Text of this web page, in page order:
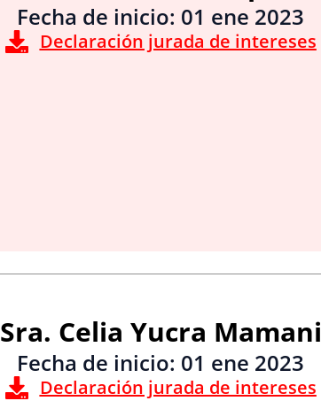
Fecha de inicio: 01 ene 2023
Declaración jurada de intereses
Sra. Celia Yucra Mamani
Fecha de inicio: 01 ene 2023
Declaración jurada de intereses